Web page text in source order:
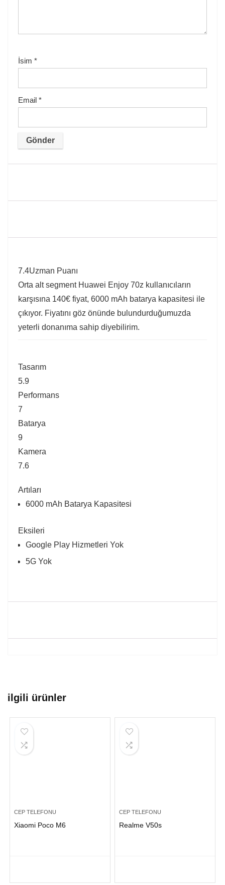
İsim *
Email *
7.4Uzman Puanı
Orta alt segment Huawei Enjoy 70z kullanıcıların
karşısına 140€ fiyat, 6000 mAh batarya kapasitesi ile
çıkıyor. Fiyatını göz önünde bulundurduğumuzda
yeterli donanıma sahip diyebilirim.
Tasarım
5.9
Performans
7
Batarya
9
Kamera
7.6
Artıları
6000 mAh Batarya Kapasitesi
Eksileri
Google Play Hizmetleri Yok
5G Yok
ilgili ürünler
CEP TELEFONU
Xiaomi Poco M6
CEP TELEFONU
Realme V50s